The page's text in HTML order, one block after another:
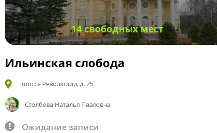
14 свободных мест
Ильинская слобода
шоссе Революции, д. 75
Столбова Наталья Павловна
Ожидание записи